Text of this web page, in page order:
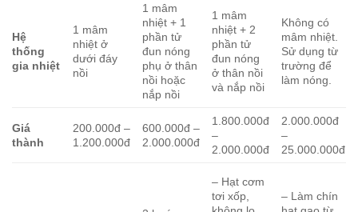
Hệ
thống
gia nhiệt
1 mâm
nhiệt ở
dưới đáy
nồi
1 mâm
nhiệt + 1
phần tử
đun nóng
phụ ở thân
nồi hoặc
nắp nồi
1 mâm
nhiệt + 2
phần tử
đun nóng
ở thân nồi
và nắp nồi
Không có
mâm nhiệt.
Sử dụng từ
trường để
làm nóng.
Giá
thành
200.000đ –
1.200.000đ
600.000đ –
2.000.000đ
1.800.000đ
–
2.000.000đ
2.000.000đ
–
25.000.000đ
– Hạt cơm
tơi xốp,
– Làm chín